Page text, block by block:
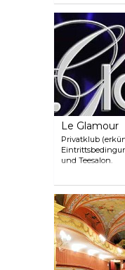
Le Glamour
Privatklub
und Teesalon.